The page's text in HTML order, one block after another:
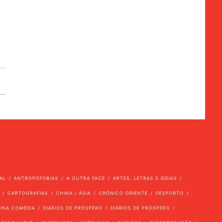
ANTROPOFOBIAS A OUTRA FACE ARTES, LETRAS E IDEIAS
CARTOGRAFIAS CHINA / ÁSIA CRÓNICO ORIENTE DESPORTO
COMÉDIA DIÁRIOS DE PRÓSPERO DIÁRIOS DE PRÓSPERO